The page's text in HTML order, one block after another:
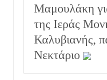
Μαμουλάκη
της Ιεράς
Καλυβιανής,
Νεκτάριο